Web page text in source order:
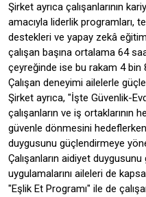
Şirket ayrıca çalışanlarının
amacıyla liderlik programları,
destekleri ve yapay zekâ
çalışan başına ortalama 64
çeyreğinde ise bu rakam 4 bin
Çalışan deneyimi ailelerle
Şirket ayrıca, "İşte Güvenlik-
çalışanların ve iş ortaklarının
güvenle dönmesini
duygusunu güçlendirmeye
Çalışanların aidiyet
uygulamalarını aileleri de
"Eşlik Et Programı" ile de